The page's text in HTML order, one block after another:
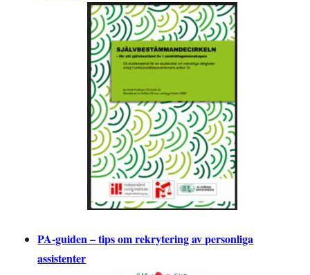
PA-guiden – tips om rekrytering av personliga
assistenter